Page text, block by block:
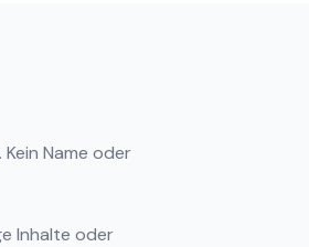
Name oder
Inhalte oder